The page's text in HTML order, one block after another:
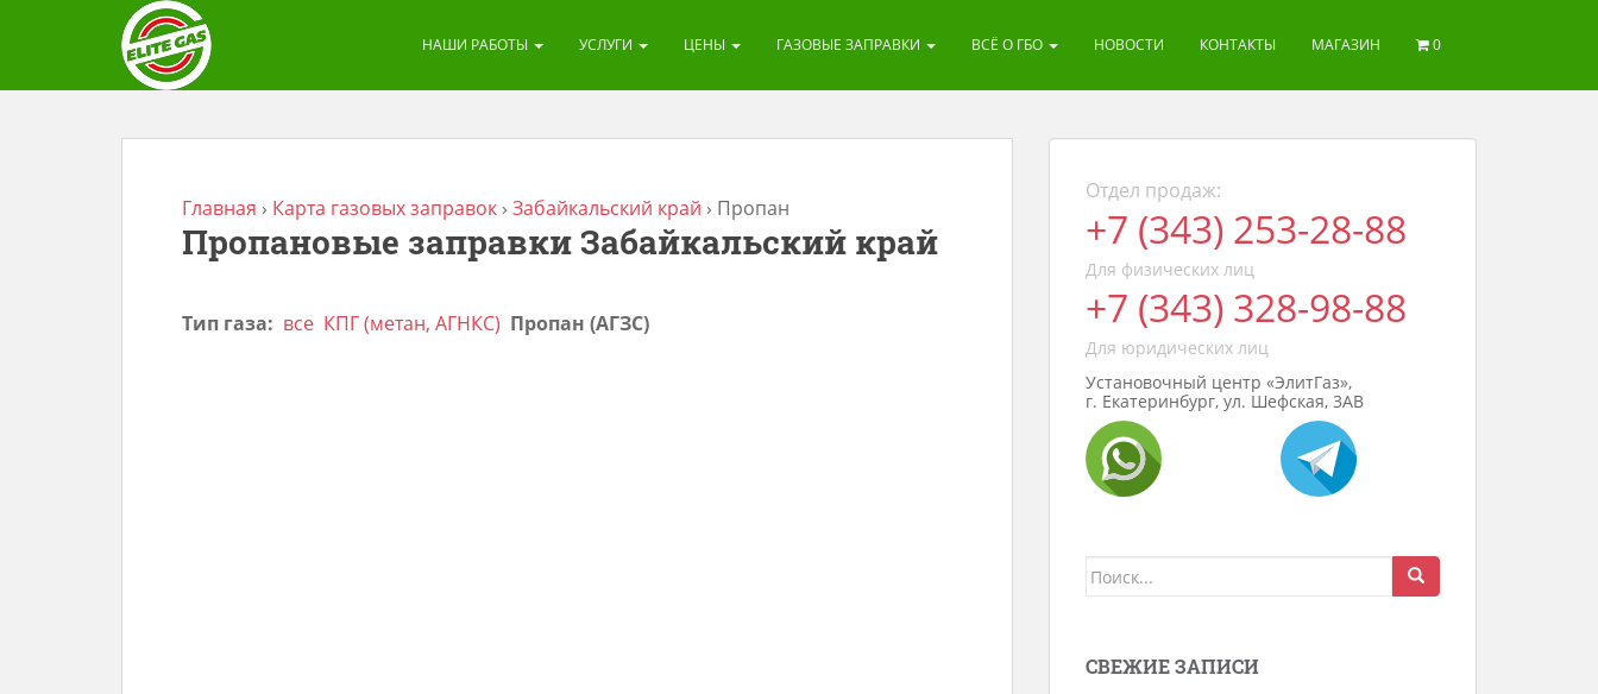
НАШИ РАБОТЫ УСЛУГИ ЦЕНЫ ГАЗОВЫЕ ЗАПРАВКИ ВСЁ О ГБО НОВОСТИ КОНТАКТЫ МАГАЗИН 0
Главная › Карта газовых заправок › Забайкальский край › Пропан
Пропановые заправки Забайкальский край
Тип газа: все КПГ (метан, АГНКС) Пропан (АГЗС)
Отдел продаж:
+7 (343) 253-28-88
Для физических лиц
+7 (343) 328-98-88
Для юридических лиц
Установочный центр «ЭлитГаз»,
г. Екатеринбург, ул. Шефская, 3АВ
Поиск
СВЕЖИЕ ЗАПИСИ